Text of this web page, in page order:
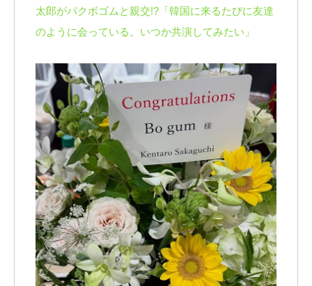
太郎がパクボゴムと親交!?「韓国に来るたびに友達
のように会っている。いつか共演してみたい」